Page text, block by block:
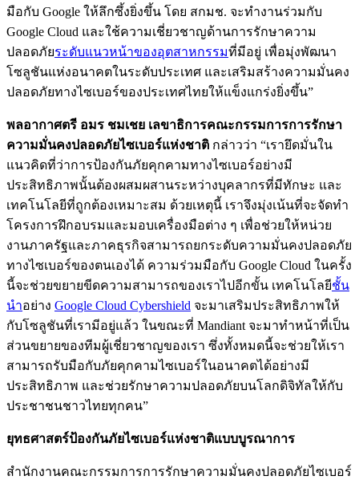
มือกับ Google ให้ลึกซึ้งยิ่งขึ้น โดย สกมช. จะทำงานร่วมกับ
Google Cloud และใช้ความเชี่ยวชาญด้านการรักษาความ
ปลอดภัยระดับแนวหน้าของอุตสาหกรรมที่มีอยู่ เพื่อมุ่งพัฒนา
โซลูชันแห่งอนาคตในระดับประเทศ และเสริมสร้างความมั่นคง
ปลอดภัยทางไซเบอร์ของประเทศไทยให้แข็งแกร่งยิ่งขึ้น”
พลอากาศตรี อมร ชมเชย เลขาธิการคณะกรรมการการรักษา
ความมั่นคงปลอดภัยไซเบอร์แห่งชาติ กล่าวว่า “เรายึดมั่นใน
แนวคิดที่ว่าการป้องกันภัยคุกคามทางไซเบอร์อย่างมี
ประสิทธิภาพนั้นต้องผสมผสานระหว่างบุคลากรที่มีทักษะ และ
เทคโนโลยีที่ถูกต้องเหมาะสม ด้วยเหตุนี้ เราจึงมุ่งเน้นที่จะจัดทำ
โครงการฝึกอบรมและมอบเครื่องมือต่าง ๆ เพื่อช่วยให้หน่วย
งานภาครัฐและภาคธุรกิจสามารถยกระดับความมั่นคงปลอดภัย
ทางไซเบอร์ของตนเองได้ ความร่วมมือกับ Google Cloud ในครั้ง
นี้จะช่วยขยายขีดความสามารถของเราไปอีกขั้น เทคโนโลยีชั้น
นำอย่าง Google Cloud Cybershield จะมาเสริมประสิทธิภาพให้
กับโซลูชันที่เรามีอยู่แล้ว ในขณะที่ Mandiant จะมาทำหน้าที่เป็น
ส่วนขยายของทีมผู้เชี่ยวชาญของเรา ซึ่งทั้งหมดนี้จะช่วยให้เรา
สามารถรับมือกับภัยคุกคามไซเบอร์ในอนาคตได้อย่างมี
ประสิทธิภาพ และช่วยรักษาความปลอดภัยบนโลกดิจิทัลให้กับ
ประชาชนชาวไทยทุกคน”
ยุทธศาสตร์ป้องกันภัยไซเบอร์แห่งชาติแบบบูรณาการ
สำนักงานคณะกรรมการการรักษาความมั่นคงปลอดภัยไซเบอร์